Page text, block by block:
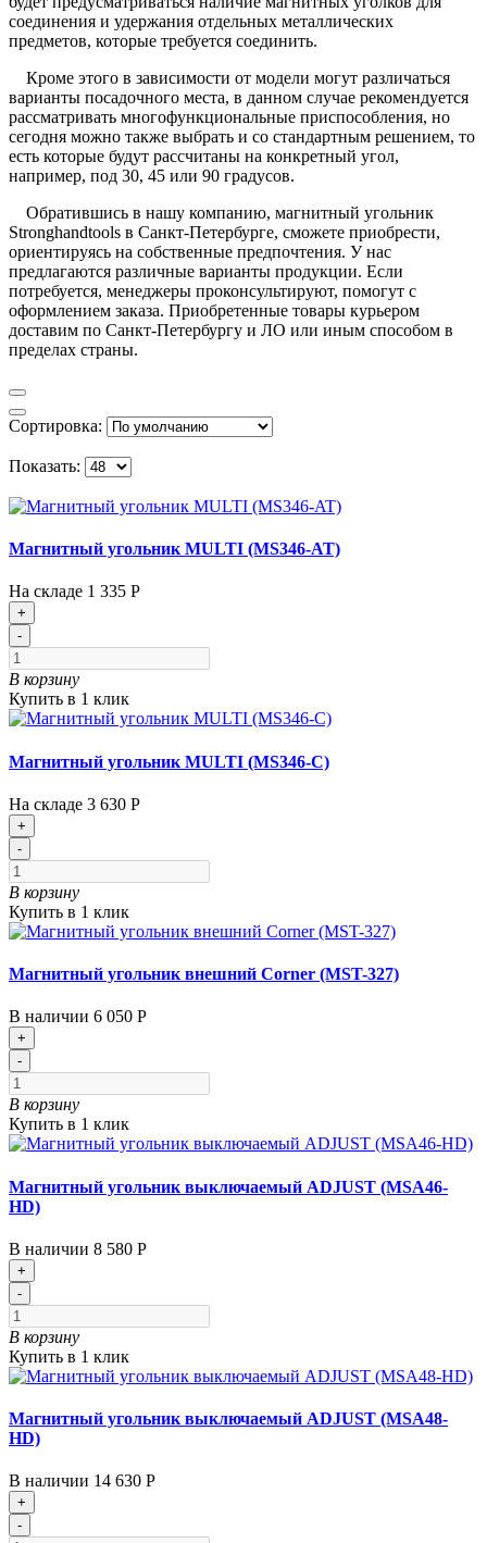
соединения и удержания отдельных металлических
предметов, которые требуется соединить.
Кроме этого в зависимости от модели могут различаться
варианты посадочного места, в данном случае рекомендуется
рассматривать многофункциональные приспособления, но
сегодня можно также выбрать и со стандартным решением, то
есть которые будут рассчитаны на конкретный угол,
например, под 30, 45 или 90 градусов.
Обратившись в нашу компанию, магнитный угольник
Stronghandtools в Санкт-Петербурге, сможете приобрести,
ориентируясь на собственные предпочтения. У нас
предлагаются различные варианты продукции. Если
потребуется, менеджеры проконсультируют, помогут с
оформлением заказа. Приобретенные товары курьером
доставим по Санкт-Петербургу и ЛО или иным способом в
пределах страны.
Сортировка:
Показать:
Магнитный угольник MULTI (MS346-AT)
На складе 1 335 Р
+
-
В корзину
Купить в 1 клик
Магнитный угольник MULTI (MS346-С)
На складе 3 630 Р
+
-
В корзину
Купить в 1 клик
Магнитный угольник внешний Corner (MST-327)
В наличии 6 050 Р
+
-
В корзину
Купить в 1 клик
Магнитный угольник выключаемый ADJUST (MSA46-
HD)
В наличии 8 580 Р
+
-
В корзину
Купить в 1 клик
Магнитный угольник выключаемый ADJUST (MSA48-
HD)
В наличии 14 630 Р
+
-